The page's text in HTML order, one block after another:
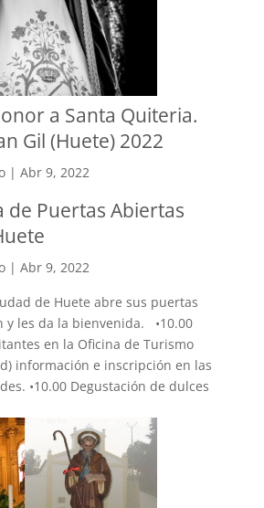
a Santa Quiteria.
Gil (Huete) 2022
| Abr 9, 2022
de Puertas Abiertas
| Abr 9, 2022
de Huete abre sus puertas
y les da la bienvenida. •10.00
en la Oficina de Turismo
información e inscripción en las
•10.00 Degustación de dulces